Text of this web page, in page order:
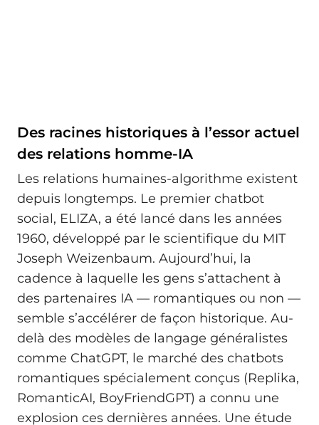
Des racines historiques à l’essor actuel
des relations homme-IA
Les relations humaines-algorithme existent
depuis longtemps. Le premier chatbot
social, ELIZA, a été lancé dans les années
1960, développé par le scientifique du MIT
Joseph Weizenbaum. Aujourd’hui, la
cadence à laquelle les gens s’attachent à
des partenaires IA — romantiques ou non —
semble s’accélérer de façon historique. Au-
delà des modèles de langage généralistes
comme ChatGPT, le marché des chatbots
romantiques spécialement conçus (Replika,
RomanticAI, BoyFriendGPT) a connu une
explosion ces dernières années. Une étude